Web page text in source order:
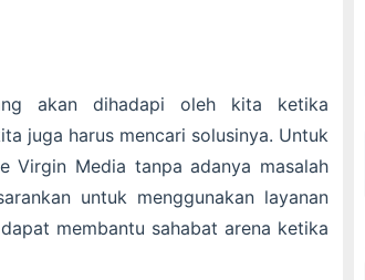
akan dihadapi oleh kita ketika
juga harus mencari solusinya. Untuk
Virgin Media tanpa adanya masalah
untuk menggunakan layanan
membantu sahabat arena ketika